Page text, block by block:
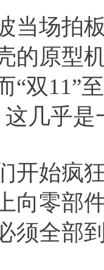
场拍板
的原型
“双11”
几乎
始疯狂
向零部
须全部